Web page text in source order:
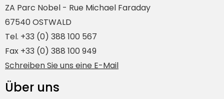
ZA Parc Nobel - Rue Michael Faraday
67540 OSTWALD
Tel. +33 (0) 388 100 567
Fax +33 (0) 388 100 949
Schreiben Sie uns eine E-Mail
Über uns